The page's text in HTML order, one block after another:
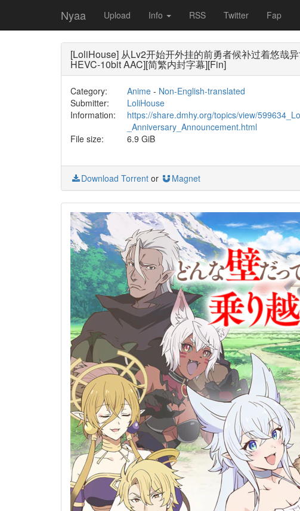
Nyaa Upload Info RSS Twitter Fap
[LoliHouse] 从Lv2开始开外挂的前勇者候补过着悠哉
HEVC-10bit AAC][简繁内封字幕][Fin]
Category: Anime- Non-English-translated
Submitter:
LoliHouse
Information:
https://share.dmhy.org/topics/view/
_Anniversary_Announcement.html
File size:
6.9 GiB
Download Torrent or Magnet